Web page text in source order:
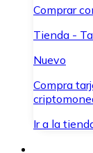
Comprar
Tienda -
Nuevo
Compra
Ir a la